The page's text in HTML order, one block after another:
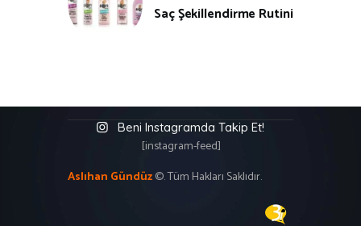
Saç Şekillendirme Rutini
Beni Instagramda Takip Et!
[instagram-feed]
Aslıhan Gündüz©. Tüm Hakları Saklıdır.